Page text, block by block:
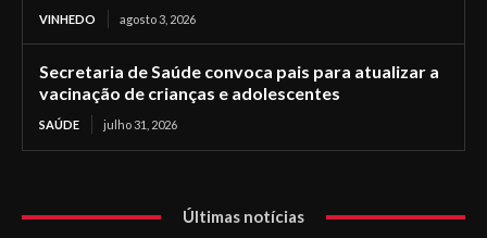
VINHEDO agosto 3, 2026
Secretaria de Saúde convoca pais para atualizar a
vacinação de crianças e adolescentes
SAÚDE julho 31, 2026
Últimas notícias